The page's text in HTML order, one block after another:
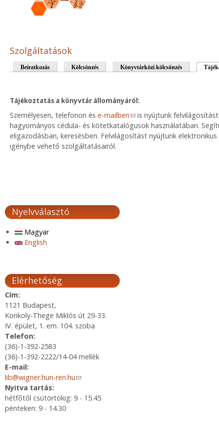
Szolgáltatások
Beiratkozás Kölcsönzés Könyvtárközi kölcsönzés
Tájékoztatás a könyvtár állományáról:
Személyesen, telefonon és e-mailben(link sends e-mail)
is nyújtunk
hagyományos cédula- és kötetkatalógusok használatában.
eligazodásban, keresésben. Felvilágosítást nyújtunk
igénybe vehető szolgáltatásairól.
Nyelvválasztó
Magyar
English
Elérhetőség
Cím:
1121 Budapest,
Konkoly-Thege Miklós út 29-33.
IV. épület, 1. em. 104. szoba
Telefon:
(36)-1-392-2583
(36)-1-392-2222/14-04 mellék
E-mail:
lib@wigner.hun-ren.hu(link sends e-mail)
Nyitva tartás:
hétfőtől csütörtökig: 9 - 15.45
pénteken: 9 - 14.30